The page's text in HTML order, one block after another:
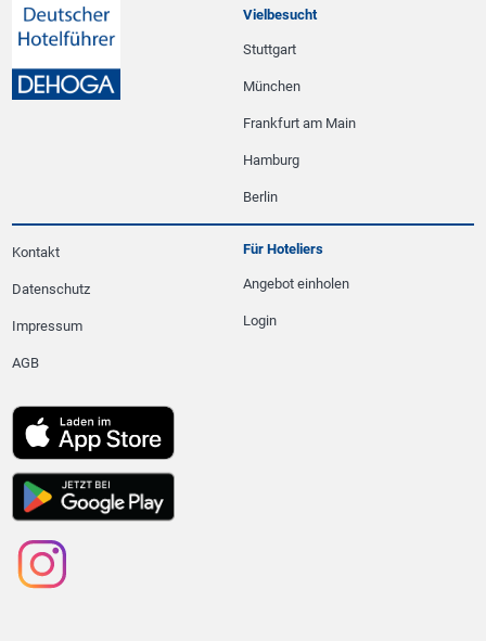
Vielbesucht
Stuttgart
München
Frankfurt am Main
Hamburg
Berlin
Kontakt
Datenschutz
Impressum
AGB
Für Hoteliers
Angebot einholen
Login